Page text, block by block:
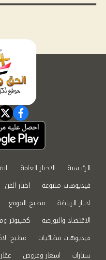
الرئيسية الاخبار العامة
فيديوهات متنوعة
اخبار الفن
اخبار الرياضة
مطبخ الموقع
الاقتصاد والبورصة
كمبيوتر
فيديوهات فضائيات
مطبخ
سيارات
اسعار وعروض